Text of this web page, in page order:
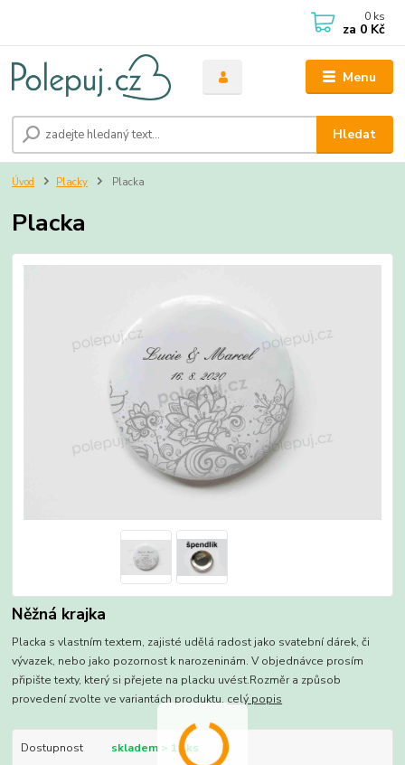
Menu
Hledat
0 ks
za 0 Kč
Úvod Placky Placka
Placka
Něžná krajka
Placka s vlastním textem, zajisté udělá radost jako svatební dárek, či
vývazek, nebo jako pozornost k narozeninám. V objednávce prosím
připište texty, který si přejete na placku uvést.Rozměr a způsob
provedení zvolte ve variantách produktu. celý popis
Dostupnost
skladem > 10 ks